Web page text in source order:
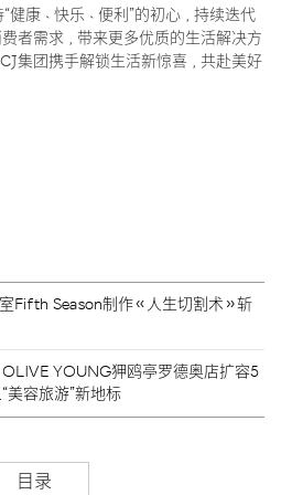
健康、快乐、便利”的初心，持续迭代
者需求，带来更多优质的生活解决方
集团携手解锁生活新惊喜，共赴美好
Fifth Season制作《人生切割术》斩
YOUNG狎鸥亭罗德奥店扩容5
美容旅游”新地标
目录